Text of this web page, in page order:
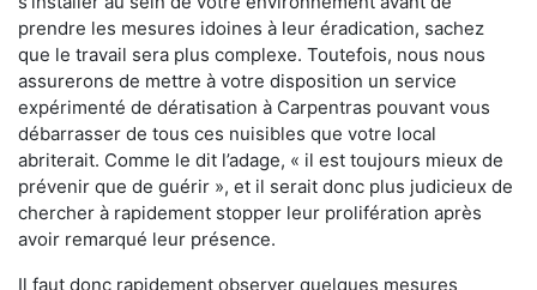
prendre les mesures idoines à leur éradication, sachez
que le travail sera plus complexe. Toutefois, nous nous
assurerons de mettre à votre disposition un service
expérimenté de dératisation à Carpentras pouvant vous
débarrasser de tous ces nuisibles que votre local
abriterait. Comme le dit l’adage, « il est toujours mieux de
prévenir que de guérir », et il serait donc plus judicieux de
chercher à rapidement stopper leur prolifération après
avoir remarqué leur présence.
Il faut donc rapidement observer quelques mesures